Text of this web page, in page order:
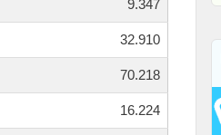
9.347
32.910
70.218
16.224